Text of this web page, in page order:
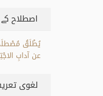
اصطلاح
يُطْلَقُ مُصْطلَح
عن آدابِ
لغوی